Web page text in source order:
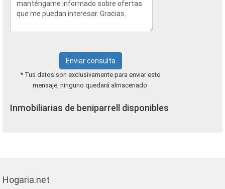
Enviar consulta
* Tus datos son exclusivamente para enviar este
mensaje, ninguno quedará almacenado.
Inmobiliarias de beniparrell disponibles
Hogaria.net